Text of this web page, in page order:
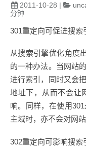
2011-10-28 |
分钟
301重定向可促进搜索
从搜索引擎优化角度
的一种办法。当网站
进行索引，同时又会
地址下，从而不会让
响。同样，在使用
主域时，亦不会对网
302重定向可影响搜索